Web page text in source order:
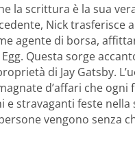
la scrittura è la sua
Nick trasferisce
agente di borsa,
Egg. Questa sorge
di Jay Gatsby.
d’affari che ogni
e stravaganti feste nella
vengono senza